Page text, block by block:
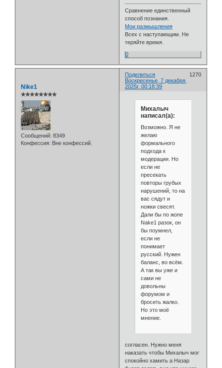
Сравнение единственный
способ познания.
Мои размышления
Всех с наступающим. Не
теряйте время.
0
Поделиться
1270
Воскресенье, 7 декабря,
2025г. 00:18:39
Nike1
✯✯✯✯✯✯✯✯
Сообщений: 8349
Конфессия: Вне конфессий.
Михалыч
написал(а):
Возможно. Я не
желаю
формального
подхода к
модерации. Но
если не
пресекать
повторы грубых
нарушений, то на
вас сядут и
ножки свесят.
Дали бы по жопе
Nake1 разок, он
бы поумнел,
если не
понимает
русский. Нужен
баланс, во всём.
А так вы уже и
сами не
довольны
форумом и
бросить жалко.
Но это моё
мнение.
согласен. Нужно меня
наказать чтобы Михалыч мог
спокойно хамить а Назар